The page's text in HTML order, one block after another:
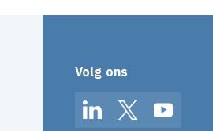
Volg ons
LinkedInTwitterYouTube